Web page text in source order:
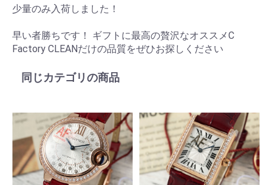
少量のみ入荷しました！
早い者勝ちです！ ギフトに最高の贅沢なオススメC
Factory CLEANだけの品質をぜひお探しください
同じカテゴリの商品